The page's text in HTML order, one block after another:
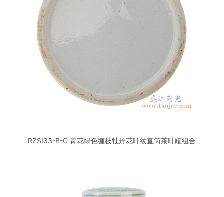
RZSI33-B-C 青花绿色缠枝牡丹花叶纹直筒茶叶罐组合